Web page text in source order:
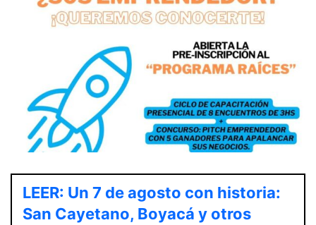
LEER: Un 7 de agosto con historia:
San Cayetano, Boyacá y otros